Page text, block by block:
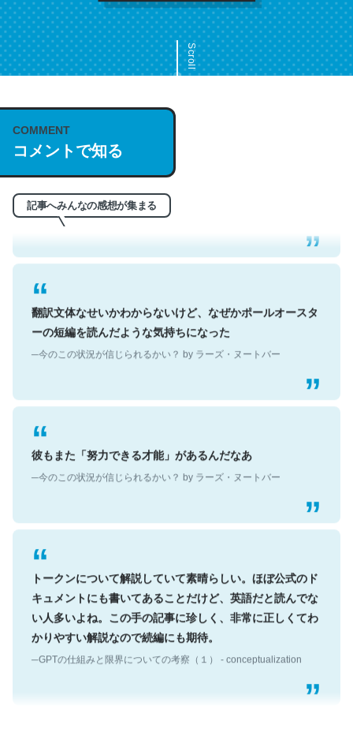
Scroll
COMMENT
コメントで知る
記事へみんなの感想が集まる
これは名文。彼はとてもクレバーなんだろうなと凄く思
う。英語少しでも読める人は原文もお勧め。自分はこの流
れ好き。Let’s Fucking Go. Then Covid hit. Shit.
─今のこの状況が信じられるかい？ by ラーズ・ヌートバー
翻訳文体なせいかわからないけど、なぜかポールオースタ
ーの短編を読んだような気持ちになった
彼もまた「努力できる才能」があるんだなあ
トークンについて解説していて素晴らしい。ほぼ公式のド
キュメントにも書いてあることだけど、英語だと読んでな
い人多いよね。この手の記事に珍しく、非常に正しくてわ
かりやすい解説なので続編にも期待。